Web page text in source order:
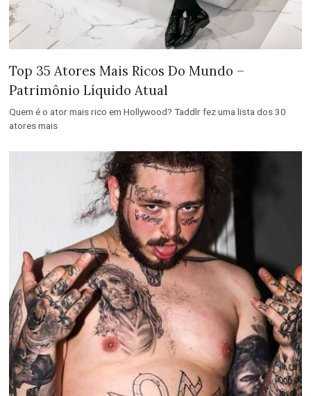
Top 35 Atores Mais Ricos Do Mundo –
Patrimônio Líquido Atual
Quem é o ator mais rico em Hollywood? Taddlr fez uma lista dos 30
atores mais